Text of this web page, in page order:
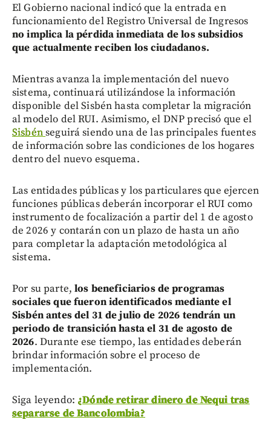
El Gobierno nacional indicó que la entrada en
funcionamiento del Registro Universal de Ingresos
no implica la pérdida inmediata de los subsidios
que actualmente reciben los ciudadanos.
Mientras avanza la implementación del nuevo
sistema, continuará utilizándose la información
disponible del Sisbén hasta completar la migración
al modelo del RUI. Asimismo, el DNP precisó que el
Sisbénseguirá siendo una de las principales fuentes
de información sobre las condiciones de los hogares
dentro del nuevo esquema.
Las entidades públicas y los particulares que ejercen
funciones públicas deberán incorporar el RUI como
instrumento de focalización a partir del 1 de agosto
de 2026 y contarán con un plazo de hasta un año
para completar la adaptación metodológica al
sistema.
Por su parte,los beneficiarios de programas
sociales que fueron identificados mediante el
Sisbén antes del 31 de julio de 2026 tendrán un
periodo de transición hasta el 31 de agosto de
2026. Durante ese tiempo, las entidades deberán
brindar información sobre el proceso de
implementación.
Siga leyendo: ¿Dónde retirar dinero de Nequi tras
separarse de Bancolombia?